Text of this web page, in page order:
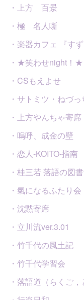
・上方 百景
・極 名人噺
・楽器カフェ 『すず
・★笑わせnight！★
・CSもえよせ
・サトミツ・ねづ
・上方やんちゃ寄席
・嗚呼、成金の壁
・恋人-KOITO-指南
・桂三若 落語の図
・氣になるふたり会
・沈黙寄席
・立川流ver.3.01
・竹千代の風土記
・竹千代学習会
・落語道（らくご，